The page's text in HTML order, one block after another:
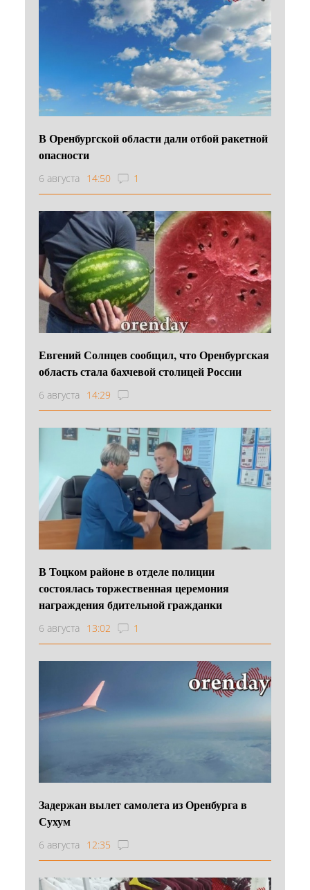
В Оренбургской области дали отбой ракетной
опасности
6 августа 14:50 1
Евгений Солнцев сообщил, что Оренбургская
область стала бахчевой столицей России
6 августа 14:29
В Тоцком районе в отделе полиции
состоялась торжественная церемония
награждения бдительной гражданки
6 августа 13:02 1
Задержан вылет самолета из Оренбурга в
Сухум
6 августа 12:35